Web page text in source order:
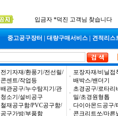
2025년 추석 배송 일정안내
입금자 *덕진 고객님 찾습니다
중고공구장터
대량구매서비스 견적리스
전기자재/환풍기/전선릴/
콘센트/작업등
배관공구/누수탐지기/관
청소기/설비공구
철재공구함/PVC공구함/
공구가방/부품함
포장자재/비닐접
배박스/밴더기
초경공구/로타리
밀/초경원형톱
다이아몬드공구/
콘크리트쏘/마른